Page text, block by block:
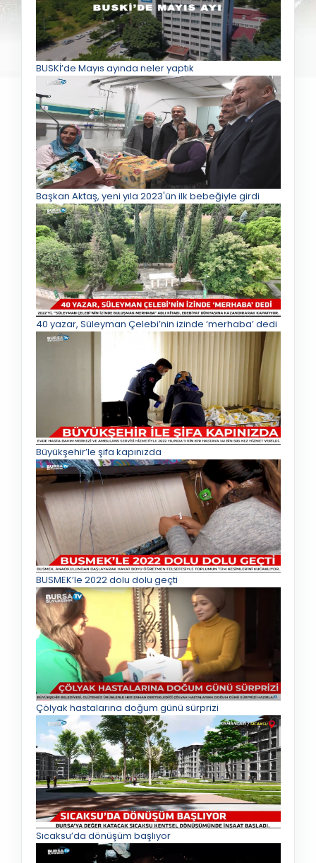
BUSKİ’de Mayıs ayında neler yaptık
Başkan Aktaş, yeni yıla 2023'ün ilk bebeğiyle girdi
40 yazar, Süleyman Çelebi’nin izinde ‘merhaba’ dedi
Büyükşehir’le şifa kapınızda
BUSMEK’le 2022 dolu dolu geçti
Çölyak hastalarına doğum günü sürprizi
Sıcaksu’da dönüşüm başlıyor